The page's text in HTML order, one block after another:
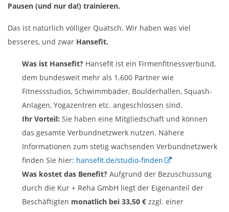
Pausen (und nur da!) trainieren.
Das ist natürlich völliger Quatsch. Wir haben was viel
besseres, und zwar Hansefit.
Was ist Hansefit? Hansefit ist ein Firmenfitnessverbund,
dem bundesweit mehr als 1.600 Partner wie
Fitnessstudios, Schwimmbäder, Boulderhallen, Squash-
Anlagen, Yogazentren etc. angeschlossen sind.
Ihr Vorteil: Sie haben eine Mitgliedschaft und können
das gesamte Verbundnetzwerk nutzen. Nähere
Informationen zum stetig wachsenden Verbundnetzwerk
finden Sie hier: hansefit.de/studio-finden
Was kostet das Benefit? Aufgrund der Bezuschussung
durch die Kur + Reha GmbH liegt der Eigenanteil der
Beschäftigten monatlich bei 33,50 € zzgl. einer